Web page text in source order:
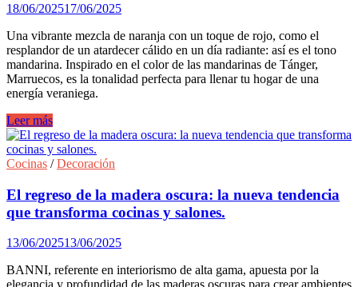
de
estilo
retro.
18/06/202517/06/2025
Una vibrante mezcla de naranja con un toque de rojo, como el
resplandor de un atardecer cálido en un día radiante: así es el tono
mandarina. Inspirado en el color de las mandarinas de Tánger,
Marruecos, es la tonalidad perfecta para llenar tu hogar de una
energía veraniega.
Mandarina
en
las
paredes:
color
que
conquista
verano
los
interiores
Leer más
Cocinas /Decoración
El regreso de la madera oscura: la nueva tendencia
que transforma cocinas y salones.
13/06/202513/06/2025
BANNI, referente en interiorismo de alta gama, apuesta por la